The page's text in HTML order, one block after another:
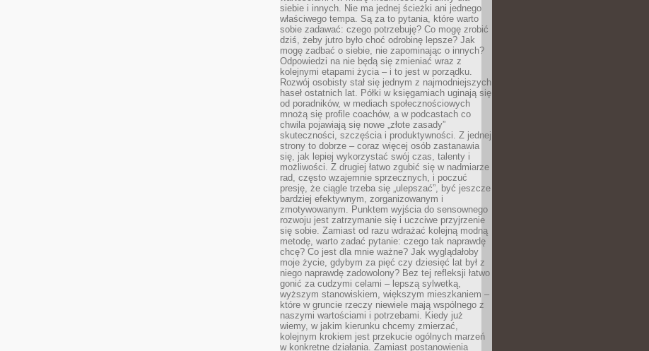
siebie i innych. Nie ma jednej ścieżki ani jednego
właściwego tempa. Są za to pytania, które warto
sobie zadawać: czego potrzebuję? Co mogę zrobić
dziś, żeby jutro było choć odrobinę lepsze? Jak
mogę zadbać o siebie, nie zapominając o innych?
Odpowiedzi na nie będą się zmieniać wraz z
kolejnymi etapami życia – i to jest w porządku.
Rozwój osobisty stał się jednym z najmodniejszych
haseł ostatnich lat. Półki w księgarniach uginają się
od poradników, w mediach społecznościowych
mnożą się profile coachów, a w podcastach co
chwila pojawiają się nowe „złote zasady”
skuteczności, szczęścia i produktywności. Z jednej
strony to dobrze – coraz więcej osób zastanawia
się, jak lepiej wykorzystać swój czas, talenty i
możliwości. Z drugiej łatwo zgubić się w nadmiarze
rad, często wzajemnie sprzecznych, i poczuć
presję, że ciągle trzeba się „ulepszać”, być jeszcze
bardziej efektywnym, zorganizowanym i
zmotywowanym. Punktem wyjścia do sensownego
rozwoju jest zatrzymanie się i uczciwe przyjrzenie
się sobie. Zamiast od razu wdrażać kolejną modną
metodę, warto zadać pytanie: czego tak naprawdę
chcę? Co jest dla mnie ważne? Jak wyglądałoby
moje życie, gdybym za pięć czy dziesięć lat był z
niego naprawdę zadowolony? Bez tej refleksji łatwo
gonić za cudzymi celami – lepszą sylwetką,
wyższym stanowiskiem, większym mieszkaniem –
które w gruncie rzeczy niewiele mają wspólnego z
naszymi wartościami i potrzebami. Kiedy już
wiemy, w jakim kierunku chcemy zmierzać,
kolejnym krokiem jest przekucie ogólnych marzeń
w konkretne działania. Zamiast postanowienia